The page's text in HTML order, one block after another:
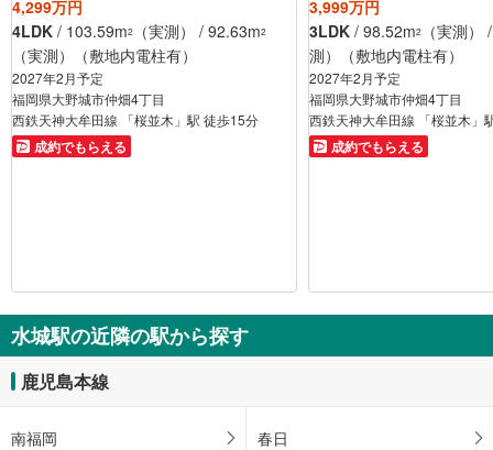
4,299万円
4LDK / 103.59m2 （実測） / 92.63m2
（実測）（敷地内電柱有）
2027年2月予定
福岡県大野城市仲畑4丁目
西鉄天神大牟田線 「桜並木」駅 徒歩15分
成約でもらえる
3,999万円
3LDK / 98.52m2
（実測
測）（敷地内電柱有）
2027年2月予定
福岡県大野城市仲畑4丁目
西鉄天神大牟田線 「桜並木」
成約でもらえる
水城駅の近隣の駅から探す
鹿児島本線
南福岡 春日